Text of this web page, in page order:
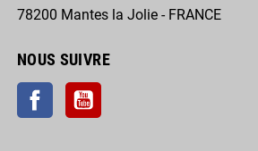
78200 Mantes la Jolie - FRANCE
NOUS SUIVRE
FacebookYouTube